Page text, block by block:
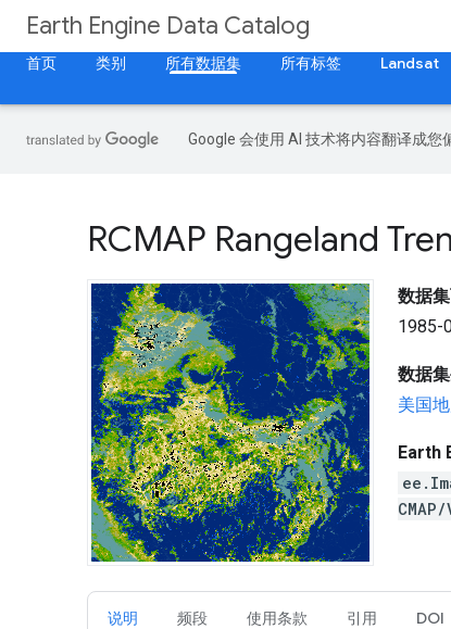
Earth Engine Data Catalog
首页
类别 所有数据集 所有标签 Landsat
Google 会使用 AI 技术将内容翻译成您
RCMAP Rangeland
数据
1985-
数据
美国
Earth
说明 频段 使用条款 引用 DOI